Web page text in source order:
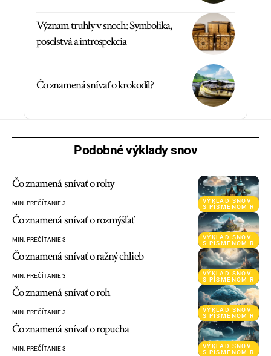
Význam truhly v snoch: Symbolika,
posolstvá a introspekcia
Čo znamená snívať o krokodíl?
Podobné výklady snov
VÝKLAD SNOV
S PÍSMENOM R
Čo znamená snívať o rohy
MIN. PREČÍTANIE 3
VÝKLAD SNOV
S PÍSMENOM R
Čo znamená snívať o rozmýšľať
MIN. PREČÍTANIE 3
VÝKLAD SNOV
S PÍSMENOM R
Čo znamená snívať o ražný chlieb
MIN. PREČÍTANIE 3
VÝKLAD SNOV
S PÍSMENOM R
Čo znamená snívať o roh
MIN. PREČÍTANIE 3
VÝKLAD SNOV
S PÍSMENOM R
Čo znamená snívať o ropucha
MIN. PREČÍTANIE 3